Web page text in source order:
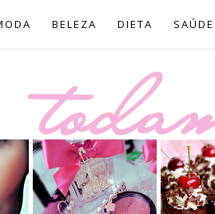
BELEZA DIETA SAÚDE